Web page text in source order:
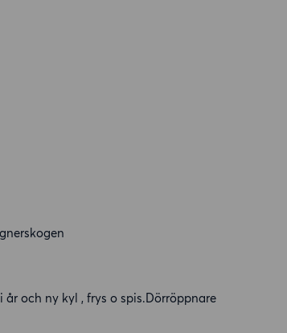
och ny kyl , frys o spis.Dörröppnare